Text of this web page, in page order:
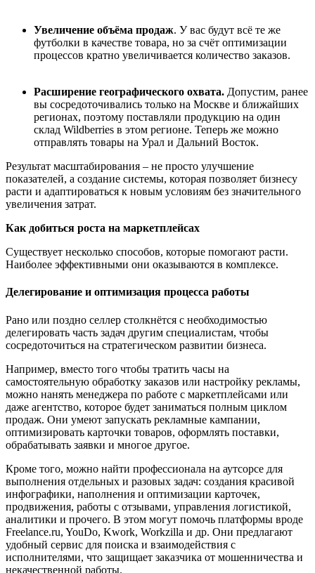
Увеличение объёма продаж. У вас будут всё те же
футболки в качестве товара, но за счёт оптимизации
процессов кратно увеличивается количество заказов.
Расширение географического охвата. Допустим, ранее
вы сосредоточивались только на Москве и ближайших
регионах, поэтому поставляли продукцию на один
склад Wildberries в этом регионе. Теперь же можно
отправлять товары на Урал и Дальний Восток.
Результат масштабирования – не просто улучшение
показателей, а создание системы, которая позволяет бизнесу
расти и адаптироваться к новым условиям без значительного
увеличения затрат.
Как добиться роста на маркетплейсах
Существует несколько способов, которые помогают расти.
Наиболее эффективными они оказываются в комплексе.
Делегирование и оптимизация процесса работы
Рано или поздно селлер столкнётся с необходимостью
делегировать часть задач другим специалистам, чтобы
сосредоточиться на стратегическом развитии бизнеса.
Например, вместо того чтобы тратить часы на
самостоятельную обработку заказов или настройку рекламы,
можно нанять менеджера по работе с маркетплейсами или
даже агентство, которое будет заниматься полным циклом
продаж. Они умеют запускать рекламные кампании,
оптимизировать карточки товаров, оформлять поставки,
обрабатывать заявки и многое другое.
Кроме того, можно найти профессионала на аутсорсе для
выполнения отдельных и разовых задач: создания красивой
инфографики, наполнения и оптимизации карточек,
продвижения, работы с отзывами, управления логистикой,
аналитики и прочего. В этом могут помочь платформы вроде
Freelance.ru, YouDo, Kwork, Workzilla и др. Они предлагают
удобный сервис для поиска и взаимодействия с
исполнителями, что защищает заказчика от мошенничества и
некачественной работы.